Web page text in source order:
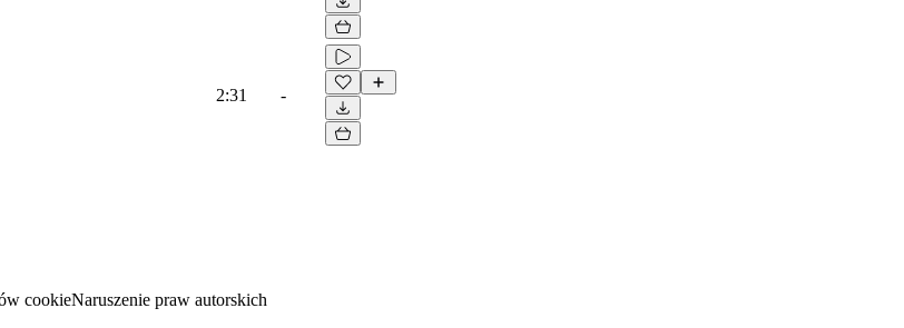
2:31 -
cookieNaruszenie praw autorskich